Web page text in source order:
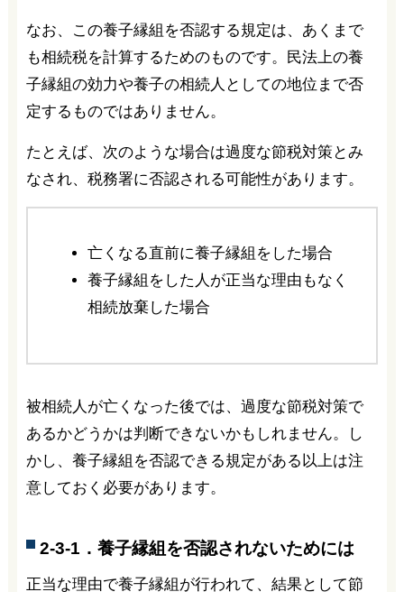
なお、この養子縁組を否認する規定は、あくまで
も相続税を計算するためのものです。民法上の養
子縁組の効力や養子の相続人としての地位まで否
定するものではありません。
たとえば、次のような場合は過度な節税対策とみ
なされ、税務署に否認される可能性があります。
亡くなる直前に養子縁組をした場合
養子縁組をした人が正当な理由もなく
相続放棄した場合
被相続人が亡くなった後では、過度な節税対策で
あるかどうかは判断できないかもしれません。し
かし、養子縁組を否認できる規定がある以上は注
意しておく必要があります。
2-3-1．養子縁組を否認されないためには
正当な理由で養子縁組が行われて、結果として節